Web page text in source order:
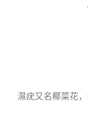
濕疣又名椰菜花